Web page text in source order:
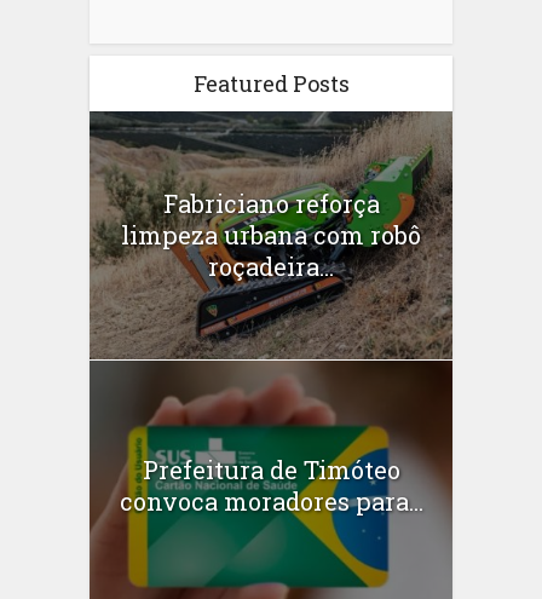
Featured Posts
Fabriciano reforça
limpeza urbana com robô
roçadeira...
Prefeitura de Timóteo
convoca moradores para...